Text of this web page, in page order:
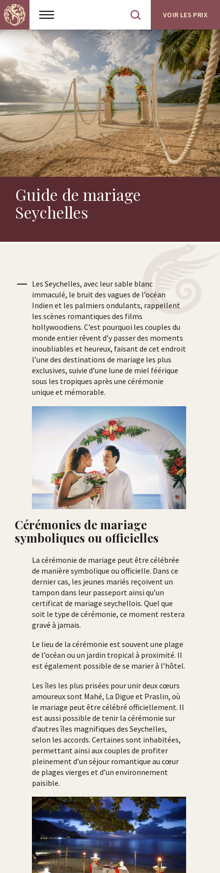
Show
menu
Open
site
search
VOIR LES PRIX
Guide de mariage
Seychelles
Les Seychelles, avec leur sable blanc
immaculé, le bruit des vagues de l’océan
Indien et les palmiers ondulants, rappellent
les scènes romantiques des films
hollywoodiens. C’est pourquoi les couples du
monde entier rêvent d’y passer des moments
inoubliables et heureux, faisant de cet endroit
l’une des destinations de mariage les plus
exclusives, suivie d’une lune de miel féérique
sous les tropiques après une cérémonie
unique et mémorable.
Cérémonies de mariage
symboliques ou officielles
La cérémonie de mariage peut être célébrée
de manière symbolique ou officielle. Dans ce
dernier cas, les jeunes mariés reçoivent un
tampon dans leur passeport ainsi qu’un
certificat de mariage seychellois. Quel que
soit le type de cérémonie, ce moment restera
gravé à jamais.
Le lieu de la cérémonie est souvent une plage
de l’océan ou un jardin tropical à proximité. Il
est également possible de se marier à l’hôtel.
Les îles les plus prisées pour unir deux cœurs
amoureux sont Mahé, La Digue et Praslin, où
le mariage peut être célébré officiellement. Il
est aussi possible de tenir la cérémonie sur
d’autres îles magnifiques des Seychelles,
selon les accords. Certaines sont inhabitées,
permettant ainsi aux couples de profiter
pleinement d’un séjour romantique au cœur
de plages vierges et d’un environnement
paisible.